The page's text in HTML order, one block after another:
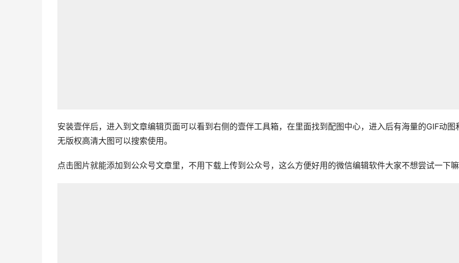
安装壹伴后，进入到文章编辑页面可以看到右侧的壹伴工具箱，在里面找到配图中心，进入后有海量的GIF动图
无版权高清大图可以搜索使用。
点击图片就能添加到公众号文章里，不用下载上传到公众号，这么方便好用的微信编辑软件大家不想尝试一下